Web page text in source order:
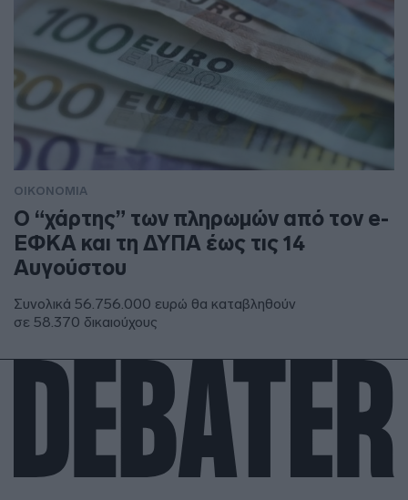
ΟΙΚΟΝΟΜΙΑ
Ο “χάρτης” των πληρωμών από τον e-
ΕΦΚΑ και τη ΔΥΠΑ έως τις 14
Αυγούστου
Συνολικά 56.756.000 ευρώ θα καταβληθούν
σε 58.370 δικαιούχους